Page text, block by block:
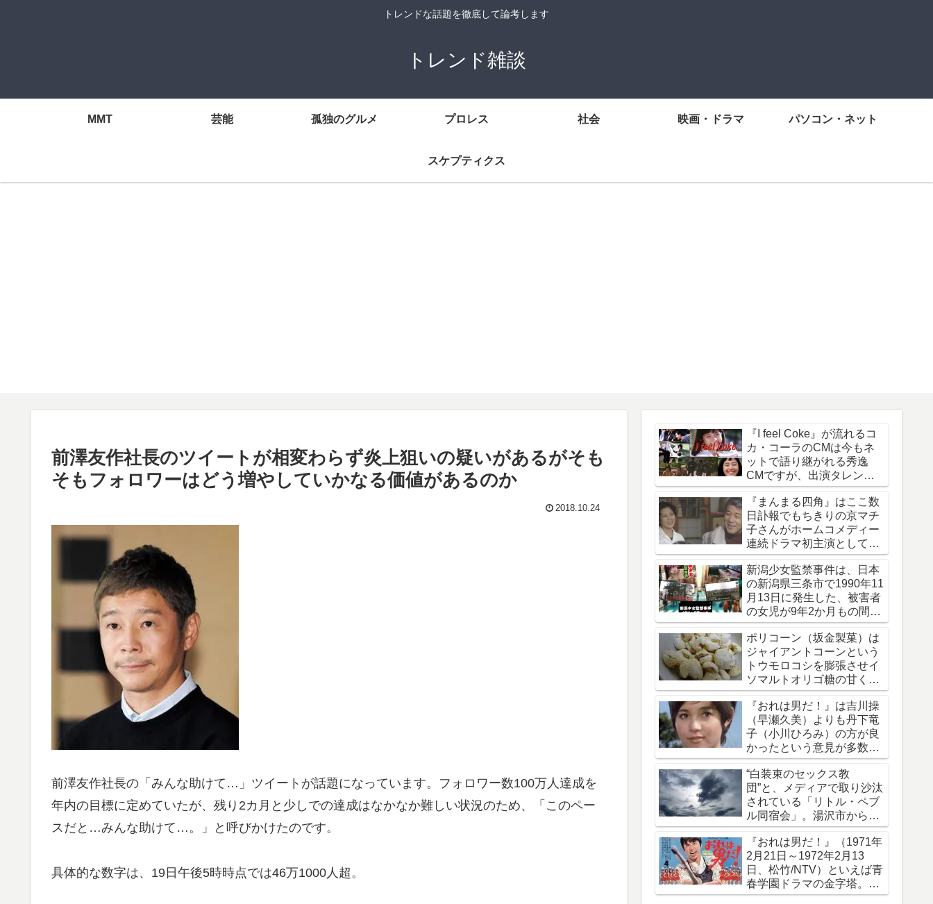
トレンドな話題を徹底して論考します
トレンド雑談
MMT 芸能 孤独のグルメ プロレス 社会 映画・ドラマ パソコン・ネット
スケプティクス
前澤友作社長のツイートが相変わらず炎上狙いの疑いがあるがそも
そもフォロワーはどう増やしていかなる価値があるのか
2018.10.24
前澤友作社長の「みんな助けて…」ツイートが話題になっています。フォロワー数100万人達成を
年内の目標に定めていたが、残り2カ月と少しでの達成はなかなか難しい状況のため、「このペー
スだと…みんな助けて…。」と呼びかけたのです。
具体的な数字は、19日午後5時時点では46万1000人超。
『I feel Coke』が流れるコ
カ・コーラのCMは今もネ
ットで語り継がれる秀逸
CMですが、出演タレント
は今どうしているのでしょ
う『まんまる四角』はここ数
日訃報でもちきりの京マチ
子さんがホームコメディー
連続ドラマ初主演として話
題になった作品
新潟少女監禁事件は、日本
の新潟県三条市で1990年11
月13日に発生した、被害者
の女児が9年2か月もの間誘
拐・監禁された事件です
ポリコーン（坂金製菓）は
ジャイアントコーンという
トウモロコシを膨張させイ
ソマルトオリゴ糖の甘く軽
い味がついたお菓子
『おれは男だ！』は吉川操
（早瀬久美）よりも丹下竜
子（小川ひろみ）の方が良
かったという意見が多数で
ある理由を考える
“白装束のセックス教
団”と、メディアで取り沙汰
されている「リトル・ペブ
ル同宿会」。湯沢市から上
京していたことを報じる
『おれは男だ！』（1971年
2月21日～1972年2月13
日、松竹/NTV）といえば青
春学園ドラマの金字塔。50
年前の今日放送開始された